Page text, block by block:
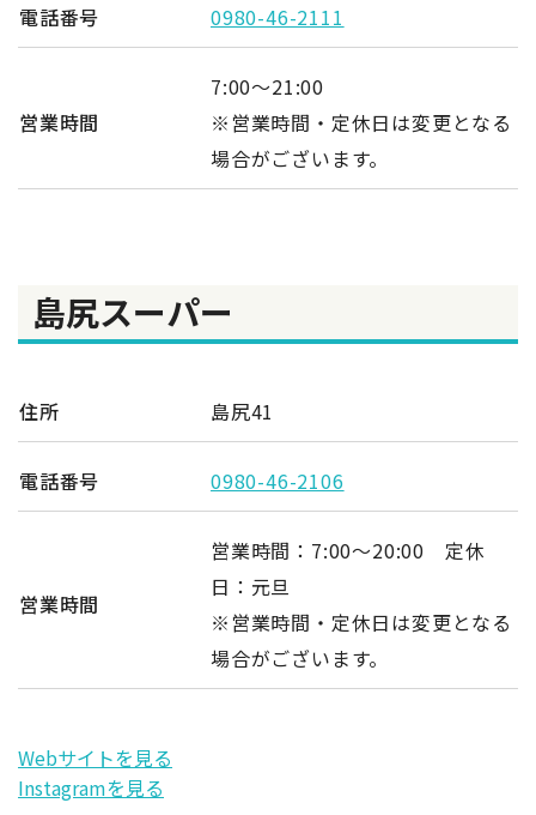
電話番号 0980-46-2111
営業時間
7:00～21:00
※営業時間・定休日は変更となる
場合がございます。
島尻スーパー
住所 島尻41
電話番号 0980-46-2106
営業時間
営業時間： 7:00～20:00 定休
日：元旦
※営業時間・定休日は変更となる
場合がございます。
Webサイトを見る
Instagramを見る